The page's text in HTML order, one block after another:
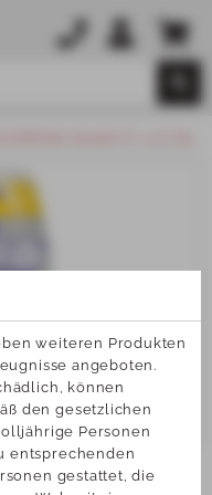
weiteren Produkten
angeboten.
können
den gesetzlichen
Personen
entsprechenden
gestattet, die